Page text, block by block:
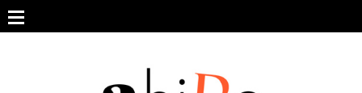
content